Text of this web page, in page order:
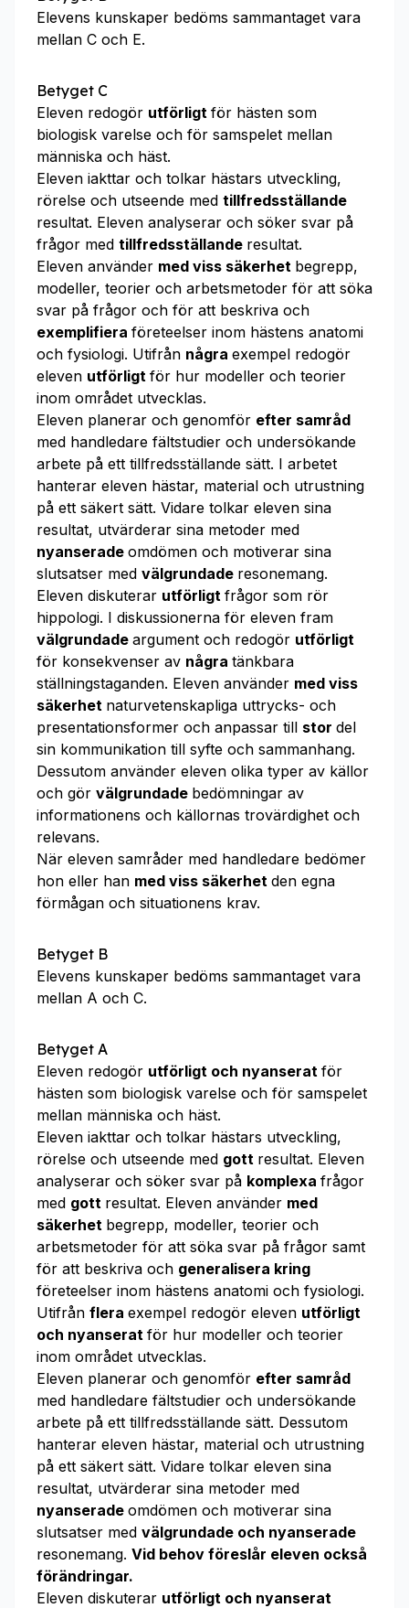
Elevens kunskaper bedöms sammantaget vara
mellan C och E.
Betyget C
Eleven redogör utförligt för hästen som
biologisk varelse och för samspelet mellan
människa och häst.
Eleven iakttar och tolkar hästars utveckling,
rörelse och utseende med tillfredsställande
resultat. Eleven analyserar och söker svar på
frågor med tillfredsställande resultat.
Eleven använder med viss säkerhet begrepp,
modeller, teorier och arbetsmetoder för att söka
svar på frågor och för att beskriva och
exemplifiera företeelser inom hästens anatomi
och fysiologi. Utifrån några exempel redogör
eleven utförligt för hur modeller och teorier
inom området utvecklas.
Eleven planerar och genomför efter samråd
med handledare fältstudier och undersökande
arbete på ett tillfredsställande sätt. I arbetet
hanterar eleven hästar, material och utrustning
på ett säkert sätt. Vidare tolkar eleven sina
resultat, utvärderar sina metoder med
nyanserade omdömen och motiverar sina
slutsatser med välgrundade resonemang.
Eleven diskuterar utförligt frågor som rör
hippologi. I diskussionerna för eleven fram
välgrundade argument och redogör utförligt
för konsekvenser av några tänkbara
ställningstaganden. Eleven använder med viss
säkerhet naturvetenskapliga uttrycks- och
presentationsformer och anpassar till stor del
sin kommunikation till syfte och sammanhang.
Dessutom använder eleven olika typer av källor
och gör välgrundade bedömningar av
informationens och källornas trovärdighet och
relevans.
När eleven samråder med handledare bedömer
hon eller han med viss säkerhet den egna
förmågan och situationens krav.
Betyget B
Elevens kunskaper bedöms sammantaget vara
mellan A och C.
Betyget A
Eleven redogör utförligt och nyanserat för
hästen som biologisk varelse och för samspelet
mellan människa och häst.
Eleven iakttar och tolkar hästars utveckling,
rörelse och utseende med gott resultat. Eleven
analyserar och söker svar på komplexa frågor
med gott resultat. Eleven använder med
säkerhet begrepp, modeller, teorier och
arbetsmetoder för att söka svar på frågor samt
för att beskriva och generalisera kring
företeelser inom hästens anatomi och fysiologi.
Utifrån flera exempel redogör eleven utförligt
och nyanserat för hur modeller och teorier
inom området utvecklas.
Eleven planerar och genomför efter samråd
med handledare fältstudier och undersökande
arbete på ett tillfredsställande sätt. Dessutom
hanterar eleven hästar, material och utrustning
på ett säkert sätt. Vidare tolkar eleven sina
resultat, utvärderar sina metoder med
nyanserade omdömen och motiverar sina
slutsatser med välgrundade och nyanserade
resonemang. Vid behov föreslår eleven också
förändringar.
Eleven diskuterar utförligt och nyanserat